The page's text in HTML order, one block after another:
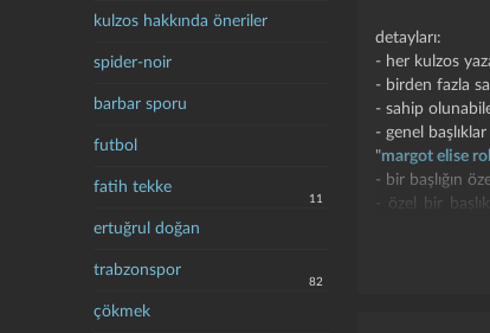
kulzos hakkında öneriler
spider-noir
barbar sporu
futbol
fatih tekke
11
ertuğrul doğan
trabzonspor
82
çökmek
detayları:
- her kulzos
- birden fazla
- sahip
- genel
"margot elise
- bir başlığın
- özel bir
- içerisinde bir